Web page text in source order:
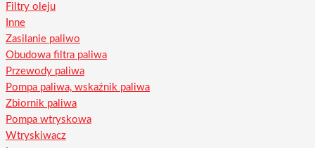
Filtry oleju
Inne
Zasilanie paliwo
Obudowa filtra paliwa
Przewody paliwa
Pompa paliwa, wskaźnik paliwa
Zbiornik paliwa
Pompa wtryskowa
Wtryskiwacz